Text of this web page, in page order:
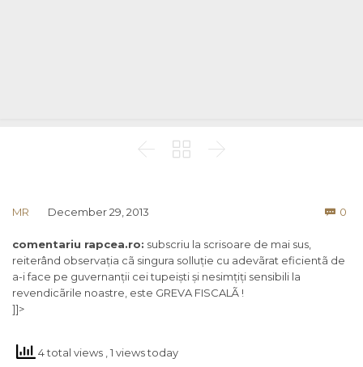
  
MR December 29, 2013  0
comentariu rapcea.ro: subscriu la scrisoare de mai sus,
reiterând observația cã singura solluție cu adevãrat eficientã de
a-i face pe guvernanții cei tupeiști și nesimțiți sensibili la
revendicãrile noastre, este GREVA FISCALÃ !
]]>
4 total views , 1 views today